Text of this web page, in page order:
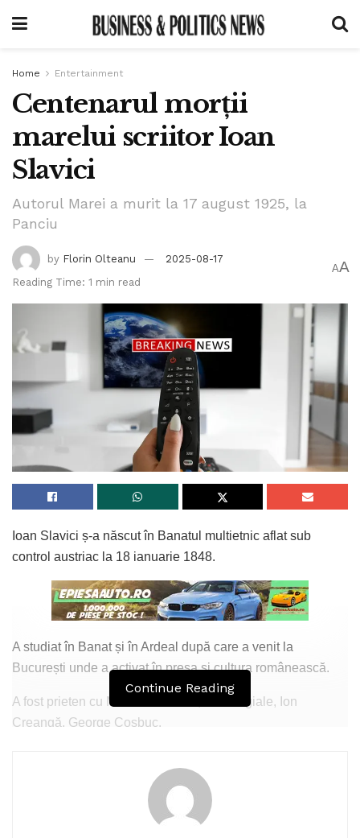
Home Entertainment
Centenarul morții
marelui scriitor Ioan
Slavici
Autorul Marei a murit la 17 august 1925, la
Panciu
by Florin Olteanu
2025-08-17
Reading Time: 1 min read
AA
Ioan Slavici ș-a născut în Banatul multietnic aflat sub
control austriac la 18 ianuarie 1848.
A studiat în Banat și în Ardeal după care a venit la
București unde a activat în presa și cultura românească.
A fost prieten cu Mihai Eminescu, IL Caragiale, Ion
Creangă, George Cosbuc.
Firea sa conciliatoristă l-a determinat ca la sfatul lui Titu
Continue Reading